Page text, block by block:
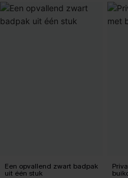
Een opvallend zwart badpak
uit één stuk